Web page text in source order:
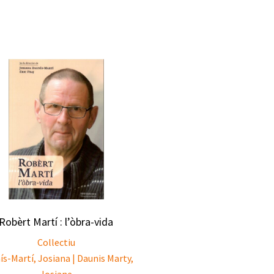
Martí : l’òbra-vida
Collectiu
Martí, Josiana | Daunis Marty,